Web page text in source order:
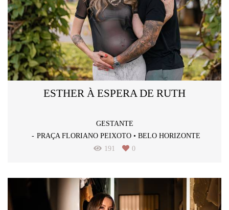
ESTHER À ESPERA DE RUTH
GESTANTE
PRAÇA FLORIANO PEIXOTO • BELO HORIZONTE
191
0